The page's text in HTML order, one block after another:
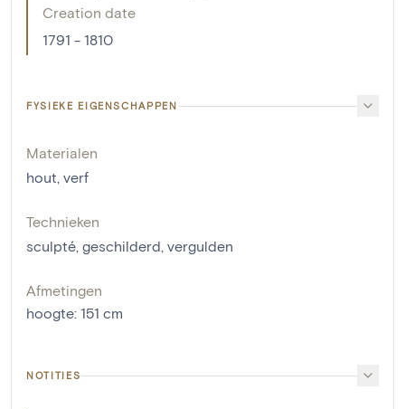
Creation date
1791 - 1810
FYSIEKE EIGENSCHAPPEN
Materialen
hout, verf
Technieken
sculpté, geschilderd, vergulden
Afmetingen
hoogte: 151 cm
NOTITIES